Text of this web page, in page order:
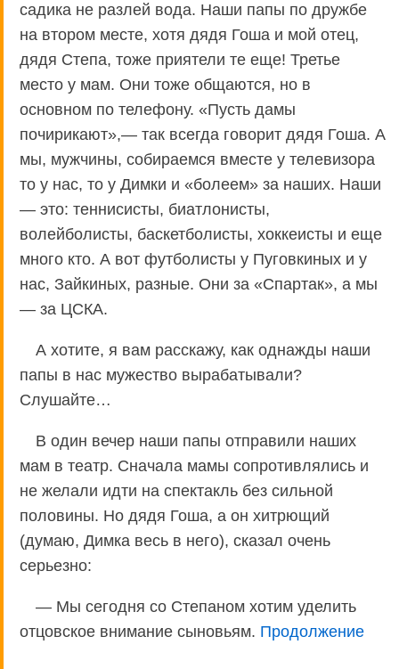
садика не разлей вода. Наши папы по дружбе
на втором месте, хотя дядя Гоша и мой отец,
дядя Степа, тоже приятели те еще! Третье
место у мам. Они тоже общаются, но в
основном по телефону. «Пусть дамы
почирикают»,— так всегда говорит дядя Гоша. А
мы, мужчины, собираемся вместе у телевизора
то у нас, то у Димки и «болеем» за наших. Наши
— это: теннисисты, биатлонисты,
волейболисты, баскетболисты, хоккеисты и еще
много кто. А вот футболисты у Пуговкиных и у
нас, Зайкиных, разные. Они за «Спартак», а мы
— за ЦСКА.
А хотите, я вам расскажу, как однажды наши
папы в нас мужество вырабатывали?
Слушайте…
В один вечер наши папы отправили наших
мам в театр. Сначала мамы сопротивлялись и
не желали идти на спектакль без сильной
половины. Но дядя Гоша, а он хитрющий
(думаю, Димка весь в него), сказал очень
серьезно:
— Мы сегодня со Степаном хотим уделить
отцовское внимание сыновьям. Продолжение